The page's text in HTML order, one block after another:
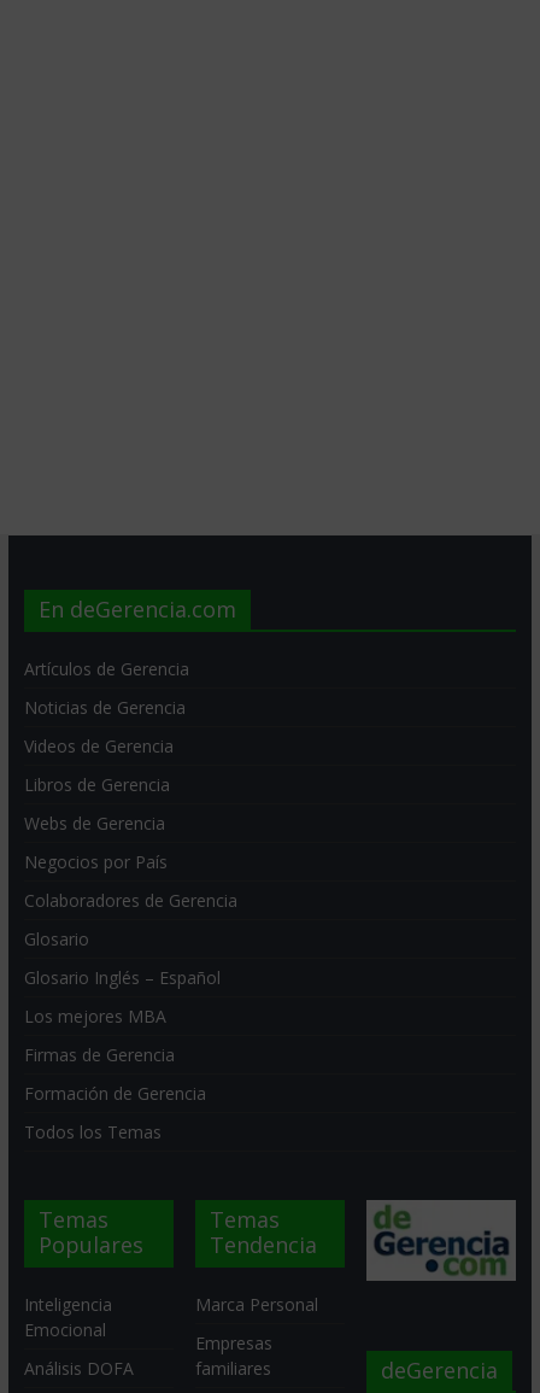
En deGerencia.com
Artículos de Gerencia
Noticias de Gerencia
Videos de Gerencia
Libros de Gerencia
Webs de Gerencia
Negocios por País
Colaboradores de Gerencia
Glosario
Glosario Inglés – Español
Los mejores MBA
Firmas de Gerencia
Formación de Gerencia
Todos los Temas
Temas
Populares
Inteligencia
Emocional
Análisis DOFA
Temas
Tendencia
Marca Personal
Empresas
familiares
deGerencia